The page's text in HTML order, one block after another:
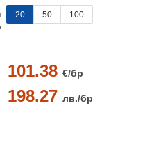
20 50 100
101.38 €/бр
198.27 лв./бр